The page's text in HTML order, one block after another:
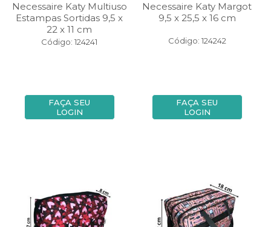
Necessaire Katy Multiuso
Estampas Sortidas 9,5 x
22 x 11 cm
Código: 124241
FAÇA SEU
LOGIN
Necessaire Katy Margot
9,5 x 25,5 x 16 cm
Código: 124242
FAÇA SEU
LOGIN